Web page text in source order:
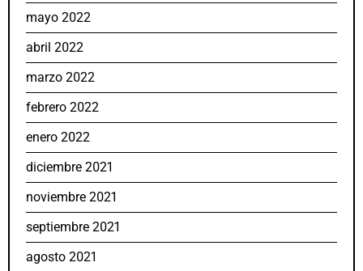
mayo 2022
abril 2022
marzo 2022
febrero 2022
enero 2022
diciembre 2021
noviembre 2021
septiembre 2021
agosto 2021